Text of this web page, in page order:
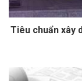
Tiêu chuẩn xây